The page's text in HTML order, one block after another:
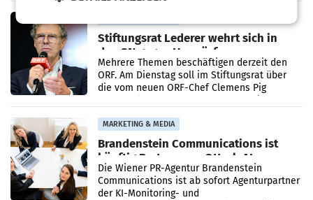
Stiftungsrat Lederer wehrt sich in
den SN gegen Vorwürfe
Mehrere Themen beschäftigen derzeit den
ORF. Am Dienstag soll im Stiftungsrat über
die vom neuen ORF-Chef Clemens Pig
MARKETING & MEDIA
Brandenstein Communications ist
künftig Partner von OtterlyAI
Die Wiener PR-Agentur Brandenstein
Communications ist ab sofort Agenturpartner
der KI-Monitoring- und